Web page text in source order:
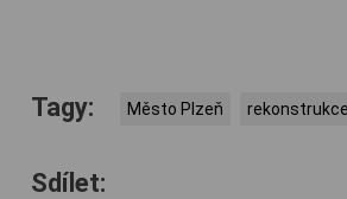
Tagy: Město Plzeň rekonstrukce
Sdílet: